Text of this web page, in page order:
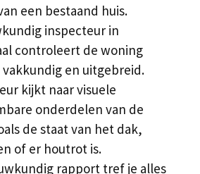
een bestaand huis.
inspecteur in
controleert de woning
en uitgebreid.
kijkt naar visuele
onderdelen van de
de staat van het dak,
of er houtrot is.
rapport tref je alles